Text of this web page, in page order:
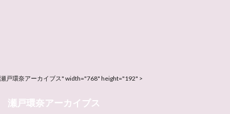
瀬戸環奈アーカイブス" width="768" height="192" >
瀬戸環奈アーカイブス